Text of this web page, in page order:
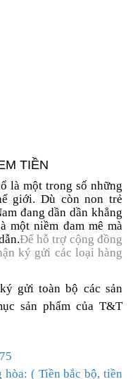
TIỀN
là một trong số những
giới. Dù còn non trẻ
đang dần dần khẳng
một niềm đam mê mà
Để hỗ trợ cộng đồng
ký gửi các loại hàng
gửi toàn bộ các sản
sản phẩm của T&T
hòa: ( Tiền bắc bộ, tiền